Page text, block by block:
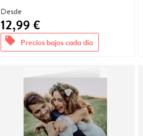
Desde
12,99 €
offers Precios bajos cada día